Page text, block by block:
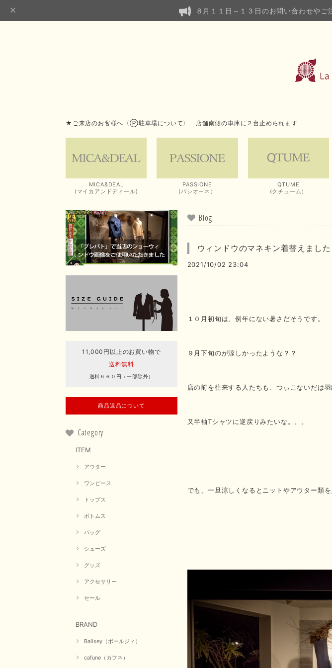
８月１１日～１３日のお問い合わせやご
★ご来店のお客様へ〈Ⓟ駐車場について〉 店舗南側の車庫に２台止められます
MICA&DEAL
(マイカアンドディール)
PASSIONE
(パシオーネ）
QTUME
(クチューム）
11,000円以上のお買い物で
送料無料
送料６６０円（一部除外）
商品返品について
Category
ITEM
アウター
ワンピース
トップス
ボトムス
バッグ
シューズ
グッズ
アクセサリー
セール
BRAND
Ballsey（ボールジィ）
cafune（カフネ）
Blog
ウィンドウのマネキン着替えまし
2021/10/02 23:04
１０月初旬は、例年にない暑さだそうです。
９月下旬のが涼しかったような？？
店の前を往来する人たちも、つぃこないだは
又半袖Tシャツに逆戻りみたいな。。。
でも、一旦涼しくなるとニットやアウター類を